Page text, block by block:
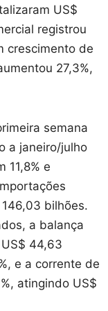
US$
registrou
crescimento de
27,3%,
semana
a janeiro/julho
11,8% e
bilhões.
a balança
44,63
e a corrente de
atingindo US$